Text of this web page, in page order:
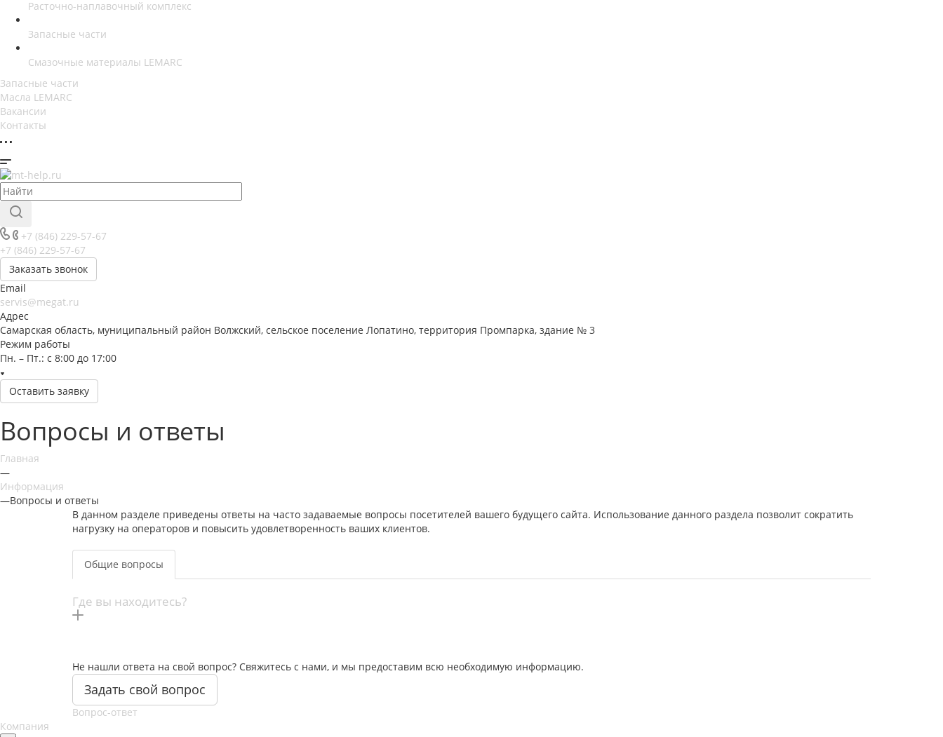
Расточно-наплавочный комплекс
Запасные части
Смазочные материалы LEMARC
Запасные части
Масла LEMARC
Вакансии
Контакты
+7 (846) 229-57-67
+7 (846) 229-57-67
Заказать звонок
Email
servis@megat.ru
Адрес
Самарская область, муниципальный район Волжский, сельское поселение Лопатино, территория Промпарка, здание № 3
Режим работы
Пн. – Пт.: с 8:00 до 17:00
Оставить заявку
Вопросы и ответы
Главная
—
Информация
—Вопросы и ответы
В данном разделе приведены ответы на часто задаваемые вопросы посетителей вашего будущего сайта. Использование данного раздела позволит сократить
нагрузку на операторов и повысить удовлетворенность ваших клиентов.
Общие вопросы
Где вы находитесь?
Не нашли ответа на свой вопрос? Свяжитесь с нами, и мы предоставим всю необходимую информацию.
Задать свой вопрос
Вопрос-ответ
Компания